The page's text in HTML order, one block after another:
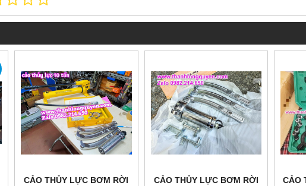
CẢO THỦY LỰC BƠM RỜI
CẢO THỦY LỰC BƠM RỜI
CẢO